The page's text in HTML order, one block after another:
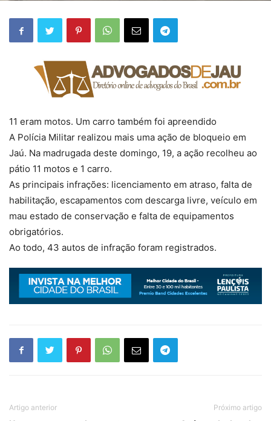
11 eram motos. Um carro também foi apreendido
A Polícia Militar realizou mais uma ação de bloqueio em
Jaú. Na madrugada deste domingo, 19, a ação recolheu ao
pátio 11 motos e 1 carro.
As principais infrações: licenciamento em atraso, falta de
habilitação, escapamentos com descarga livre, veículo em
mau estado de conservação e falta de equipamentos
obrigatórios.
Ao todo, 43 autos de infração foram registrados.
Artigo anterior Próximo artigo